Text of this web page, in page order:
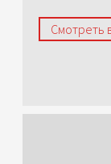
Смотреть